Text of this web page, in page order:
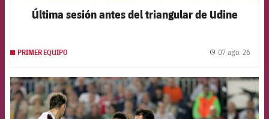
Última sesión antes del triangular de Udine
PRIMER EQUIPO 07 ago. 26
FCB Barcelona badge